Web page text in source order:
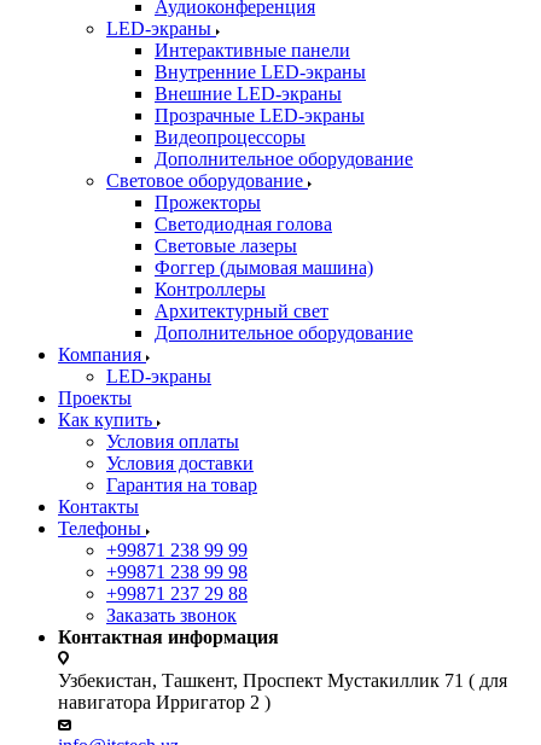
Аудиоконференция
LED-экраны
Интерактивные панели
Внутренние LED-экраны
Внешние LED-экраны
Прозрачные LED-экраны
Видеопроцессоры
Дополнительное оборудование
Световое оборудование
Прожекторы
Светодиодная голова
Световые лазеры
Фоггер (дымовая машина)
Контроллеры
Архитектурный свет
Дополнительное оборудование
Компания
LED-экраны
Проекты
Как купить
Условия оплаты
Условия доставки
Гарантия на товар
Контакты
Телефоны
+99871 238 99 99
+99871 238 99 98
+99871 237 29 88
Заказать звонок
Контактная информация
Узбекистан, Ташкент, Проспект Мустакиллик 71 ( для
навигатора Ирригатор 2 )